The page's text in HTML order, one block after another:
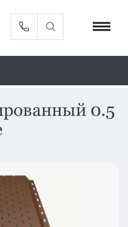
вентиляция
Доборные
Софиты
0.5